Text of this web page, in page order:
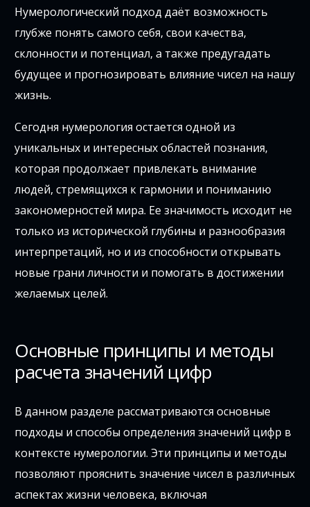
Нумерологический подход даёт возможность
глубже понять самого себя, свои качества,
склонности и потенциал, а также предугадать
будущее и прогнозировать влияние чисел на нашу
жизнь.
Сегодня нумерология остается одной из
уникальных и интересных областей познания,
которая продолжает привлекать внимание
людей, стремящихся к гармонии и пониманию
закономерностей мира. Ее значимость исходит не
только из исторической глубины и разнообразия
интерпретаций, но и из способности открывать
новые грани личности и помогать в достижении
желаемых целей.
Основные принципы и методы
расчета значений цифр
В данном разделе рассматриваются основные
подходы и способы определения значений цифр в
контексте нумерологии. Эти принципы и методы
позволяют прояснить значение чисел в различных
аспектах жизни человека, включая